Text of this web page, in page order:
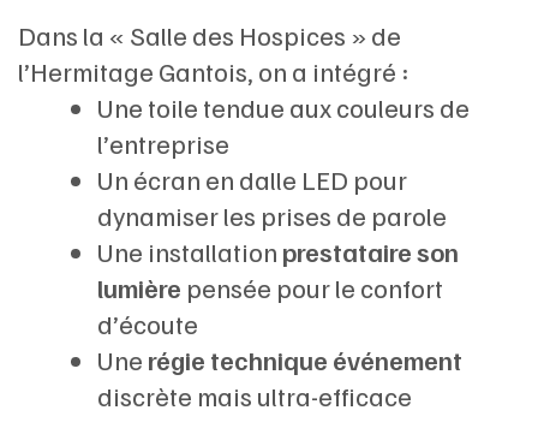
Dans la « Salle des Hospices » de
l’Hermitage Gantois, on a intégré :
Une toile tendue aux couleurs de
l’entreprise
Un écran en dalle LED pour
dynamiser les prises de parole
Une installation prestataire son
lumière pensée pour le confort
d’écoute
Une régie technique événement
discrète mais ultra-efficace